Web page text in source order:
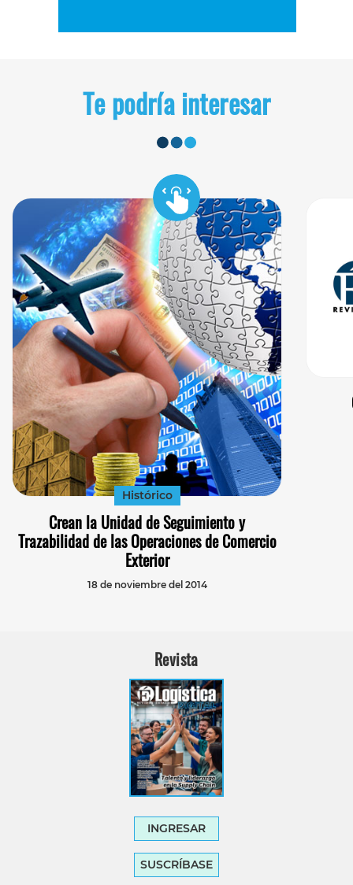
Te podría interesar
Histórico
Crean la Unidad de Seguimiento y
Trazabilidad de las Operaciones de Comercio
Exterior
18 de noviembre del 2014
Revista
INGRESAR
SUSCRÍBASE